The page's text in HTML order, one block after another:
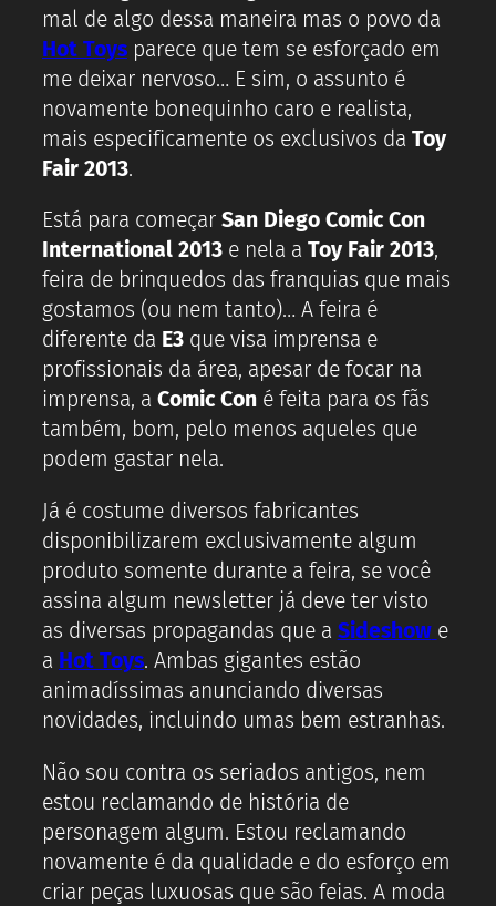
mal de algo dessa maneira mas o povo da
Hot Toysparece que tem se esforçado em
me deixar nervoso… E sim, o assunto é
novamente bonequinho caro e realista,
mais especificamente os exclusivos da Toy
Fair 2013.
Está para começar San Diego Comic Con
International 2013e nela a Toy Fair 2013,
feira de brinquedos das franquias que mais
gostamos (ou nem tanto)… A feira é
diferente da E3que visa imprensa e
profissionais da área, apesar de focar na
imprensa, a Comic Coné feita para os fãs
também, bom, pelo menos aqueles que
podem gastar nela.
Já é costume diversos fabricantes
disponibilizarem exclusivamente algum
produto somente durante a feira, se você
assina algum newsletter já deve ter visto
as diversas propagandas que a Sideshow e
a Hot Toys. Ambas gigantes estão
animadíssimas anunciando diversas
novidades, incluindo umas bem estranhas.
Não sou contra os seriados antigos, nem
estou reclamando de história de
personagem algum. Estou reclamando
novamente é da qualidade e do esforço em
criar peças luxuosas que são feias. A moda